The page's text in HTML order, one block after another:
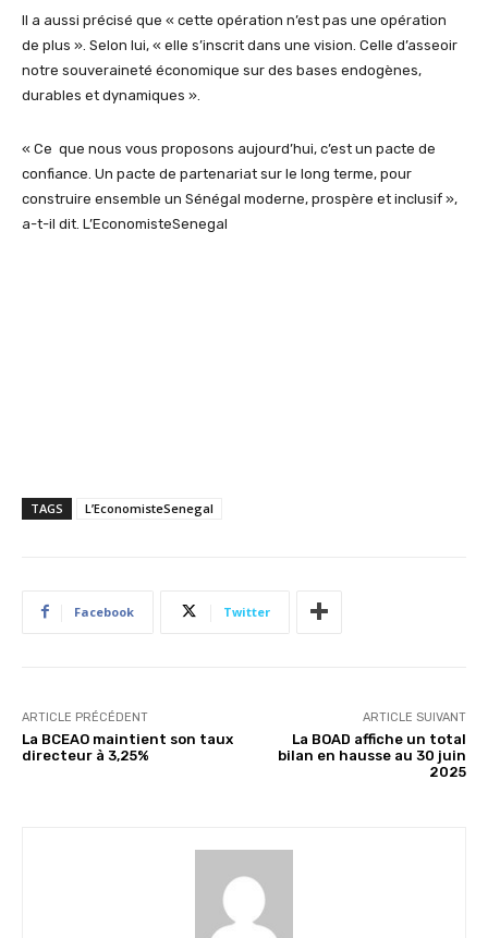
Il a aussi précisé que « cette opération n’est pas une opération
de plus ». Selon lui, « elle s’inscrit dans une vision. Celle d’asseoir
notre souveraineté économique sur des bases endogènes,
durables et dynamiques ».
« Ce que nous vous proposons aujourd’hui, c’est un pacte de
confiance. Un pacte de partenariat sur le long terme, pour
construire ensemble un Sénégal moderne, prospère et inclusif »,
a-t-il dit. L’EconomisteSenegal
TAGS L’EconomisteSenegal
Facebook Twitter
ARTICLE PRÉCÉDENT
La BCEAO maintient son taux
directeur à 3,25%
ARTICLE SUIVANT
La BOAD affiche un total
bilan en hausse au 30 juin
2025